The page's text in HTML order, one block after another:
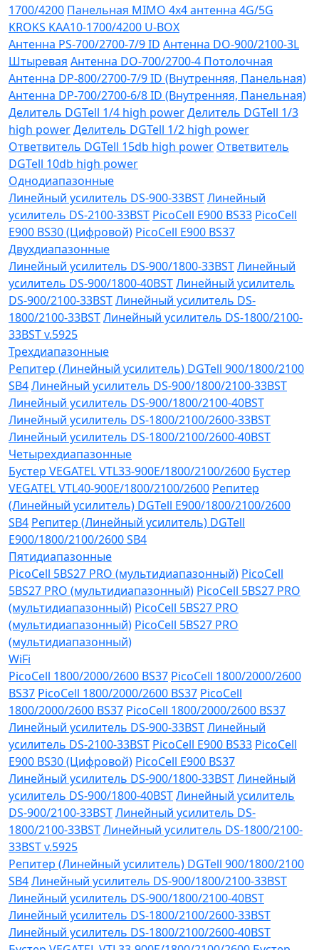
1700/4200 Панельная MIMO 4x4 антенна 4G/5G
KROKS KAA10-1700/4200 U-BOX
Антенна PS-700/2700-7/9 ID Антенна DO-900/2100-3L
Штыревая Антенна DO-700/2700-4 Потолочная
Антенна DP-800/2700-7/9 ID (Внутренняя, Панельная)
Антенна DP-700/2700-6/8 ID (Внутренняя, Панельная)
Делитель DGTell 1/4 high powerДелитель DGTell 1/3
high powerДелитель DGTell 1/2 high power
Ответвитель DGTell 15db high power Ответвитель
DGTell 10db high power
Однодиапазонные
Линейный усилитель DS-900-33BSTЛинейный
усилитель DS-2100-33BST PicoCell E900 BS33 PicoCell
E900 BS30 (Цифровой) PicoCell E900 BS37
Двухдиапазонные
Линейный усилитель DS-900/1800-33BSTЛинейный
усилитель DS-900/1800-40BSTЛинейный усилитель
DS-900/2100-33BSTЛинейный усилитель DS-
1800/2100-33BSTЛинейный усилитель DS-1800/2100-
33BST v.5925
Трехдиапазонные
Репитер (Линейный усилитель) DGTell 900/1800/2100
SB4Линейный усилитель DS-900/1800/2100-33BST
Линейный усилитель DS-900/1800/2100-40BST
Линейный усилитель DS-1800/2100/2600-33BST
Линейный усилитель DS-1800/2100/2600-40BST
Четырехдиапазонные
Бустер VEGATEL VTL33-900E/1800/2100/2600 Бустер
VEGATEL VTL40-900E/1800/2100/2600 Репитер
(Линейный усилитель) DGTell Е900/1800/2100/2600
SB4 Репитер (Линейный усилитель) DGTell
Е900/1800/2100/2600 SB4
Пятидиапазонные
PicoCell 5BS27 PRO (мультидиапазонный) PicoCell
5BS27 PRO (мультидиапазонный) PicoCell 5BS27 PRO
(мультидиапазонный) PicoCell 5BS27 PRO
(мультидиапазонный) PicoCell 5BS27 PRO
(мультидиапазонный)
WiFi
PicoCell 1800/2000/2600 BS37 PicoCell 1800/2000/2600
BS37 PicoCell 1800/2000/2600 BS37 PicoCell
1800/2000/2600 BS37 PicoCell 1800/2000/2600 BS37
Линейный усилитель DS-900-33BSTЛинейный
усилитель DS-2100-33BST PicoCell E900 BS33 PicoCell
E900 BS30 (Цифровой) PicoCell E900 BS37
Линейный усилитель DS-900/1800-33BSTЛинейный
усилитель DS-900/1800-40BSTЛинейный усилитель
DS-900/2100-33BSTЛинейный усилитель DS-
1800/2100-33BSTЛинейный усилитель DS-1800/2100-
33BST v.5925
Репитер (Линейный усилитель) DGTell 900/1800/2100
SB4Линейный усилитель DS-900/1800/2100-33BST
Линейный усилитель DS-900/1800/2100-40BST
Линейный усилитель DS-1800/2100/2600-33BST
Линейный усилитель DS-1800/2100/2600-40BST